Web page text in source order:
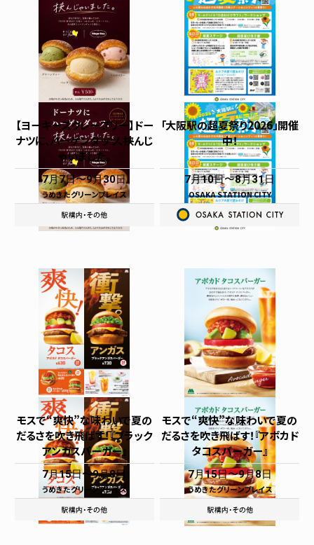
【ヨーキーズクレープリー】ドー
ナツに、ハーゲンダッツ、挟んじ
ゃいました。
7月7日 9月30日
うめきたグリーンプレイス
「大阪駅の超夏祭り2026」開催
中！
7月10日 8月31日
OSAKA STATION CITY
モスで“爽快”な味わいで夏の
だるさを吹き飛ばす！『ブラック
アンガスバーガー』
7月15日 9月8日
うめきたグリーンプレイス
モスで“爽快”な味わいで夏の
だるさを吹き飛ばす！『アボカド
タコスバーガー』
7月15日 9月8日
うめきたグリーンプレイス